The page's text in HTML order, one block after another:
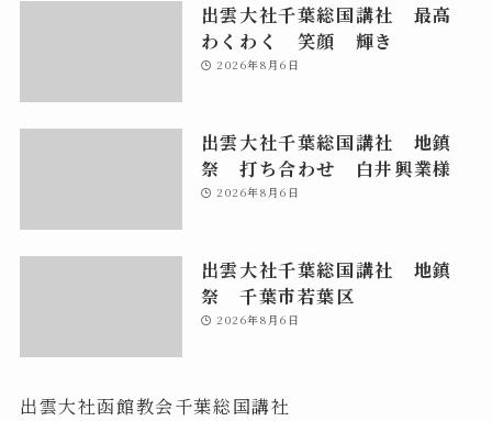
出雲大社千葉総国講社 最高
わくわく 笑顔 輝き
2026年8月6日
出雲大社千葉総国講社 地鎮
祭 打ち合わせ 白井興業様
2026年8月6日
出雲大社千葉総国講社 地鎮
祭 千葉市若葉区
2026年8月6日
出雲大社函館教会千葉総国講社